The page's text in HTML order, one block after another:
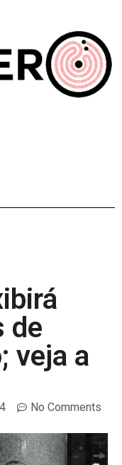
de
veja a
No Comments